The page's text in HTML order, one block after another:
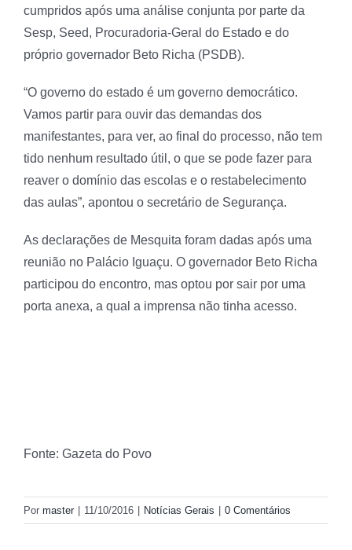
cumpridos após uma análise conjunta por parte da
Sesp, Seed, Procuradoria-Geral do Estado e do
próprio governador Beto Richa (PSDB).
“O governo do estado é um governo democrático.
Vamos partir para ouvir das demandas dos
manifestantes, para ver, ao final do processo, não tem
tido nenhum resultado útil, o que se pode fazer para
reaver o domínio das escolas e o restabelecimento
das aulas”, apontou o secretário de Segurança.
As declarações de Mesquita foram dadas após uma
reunião no Palácio Iguaçu. O governador Beto Richa
participou do encontro, mas optou por sair por uma
porta anexa, a qual a imprensa não tinha acesso.
Fonte: Gazeta do Povo
Por master 11/10/2016 Notícias Gerais 0 Comentários